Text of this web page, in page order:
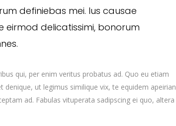
definiebas mei. Ius causae
eirmod delicatissimi, bonorum
qui, per enim veritus probatus ad. Quo eu etiam
ut legimus similique vix, te equidem apeirian
ad. Fabulas vituperata sadipscing ei quo, altera